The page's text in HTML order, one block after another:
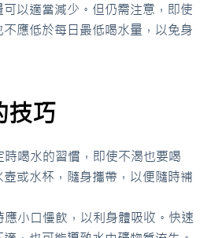
以適當減少。但仍需注意，即使
應低於每日最低喝水量，以免身
技巧
時喝水的習慣，即使不渴也要喝
或水杯，隨身攜帶，以便隨時補
應小口慢飲，以利身體吸收。快速